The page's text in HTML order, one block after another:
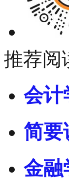
推荐阅
会计
简要
金融